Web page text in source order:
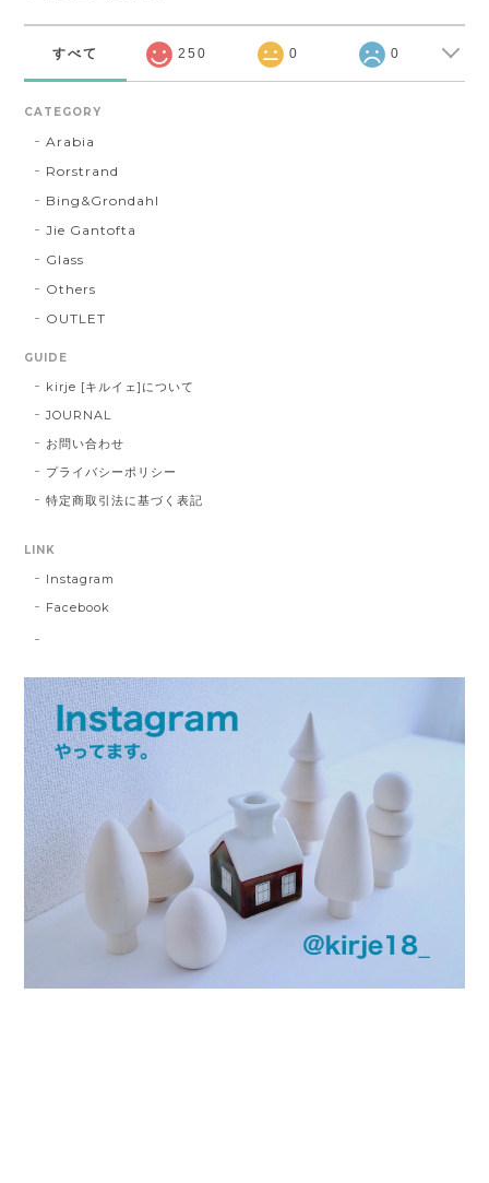
すべて 250 0 0
CATEGORY
Arabia
Rorstrand
Bing&Grondahl
Jie Gantofta
Glass
Others
OUTLET
GUIDE
kirje [キルイェ]について
JOURNAL
お問い合わせ
プライバシーポリシー
特定商取引法に基づく表記
LINK
Instagram
Facebook